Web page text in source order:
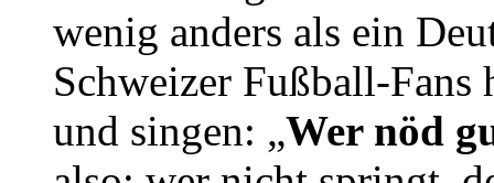
wenig anders als ein
Schweizer Fußball-Fans
und singen: „Wer nöd